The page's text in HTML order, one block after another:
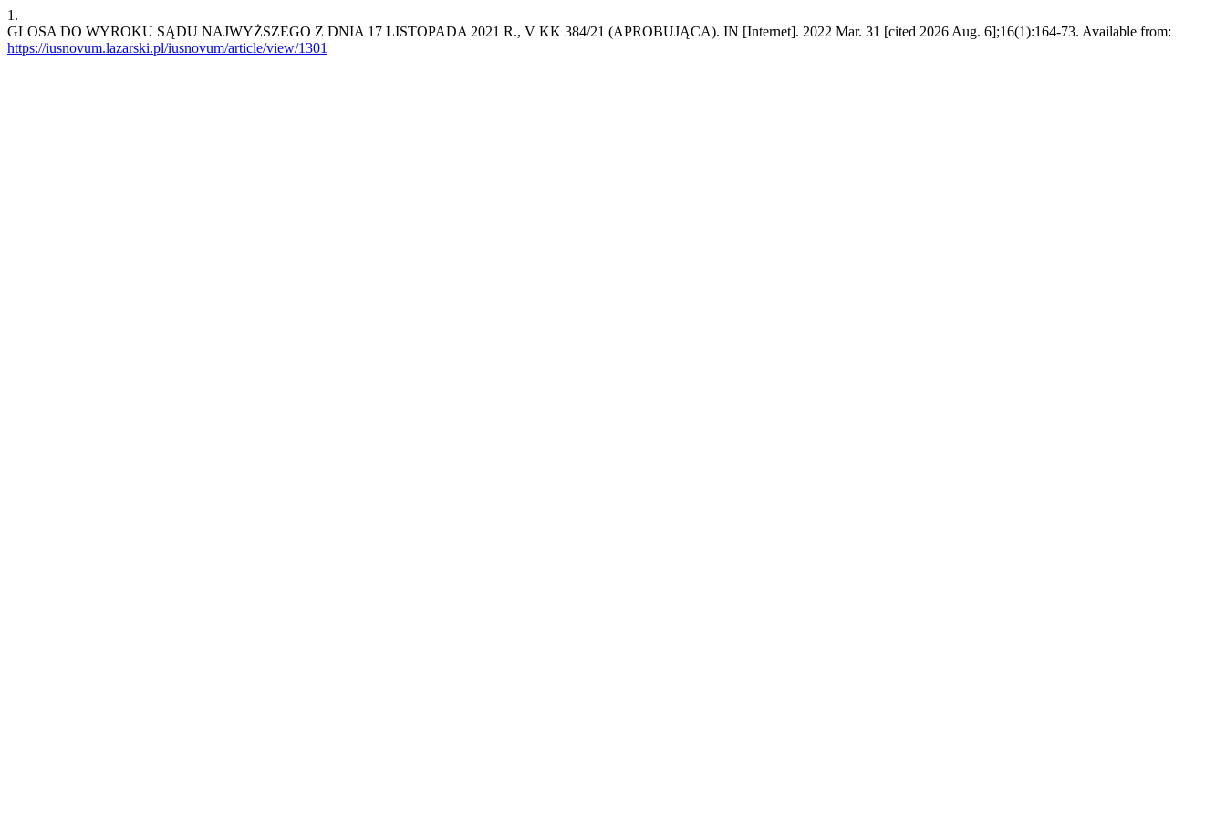
1.
GLOSA DO WYROKU SĄDU NAJWYŻSZEGO Z DNIA 17 LISTOPADA 2021 R., V KK 384/21 (APROBUJĄCA). IN [Internet]. 2022 Mar. 31 [cited 2026 Aug. 6];16(1):164-73. Available from:
https://iusnovum.lazarski.pl/iusnovum/article/view/1301